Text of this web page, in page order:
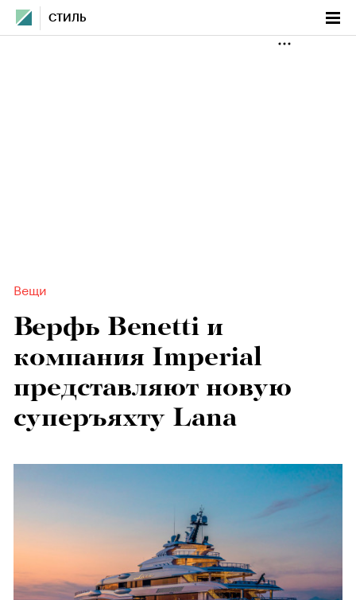
СТИЛЬ
Вещи
Верфь Benetti и
компания Imperial
представляют новую
суперъяхту Lana